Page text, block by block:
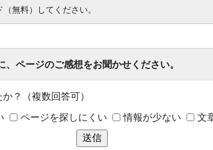
無料）してください。
ページのご感想をお聞かせください。
？（複数回答可）
ページを探しにくい 情報が少ない
文
送信